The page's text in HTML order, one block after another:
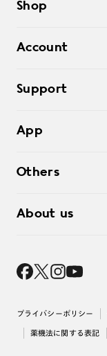
サングラス
コンタクトレンズ
アクセサリー
Shop
オンラインショップ
Account
ログアウト
Support
よくあるご質問
お問い合わせ
App
Others
レンズ交換
About us
採用情報
出店について
プライバシーポリシー
薬機法に関する表記